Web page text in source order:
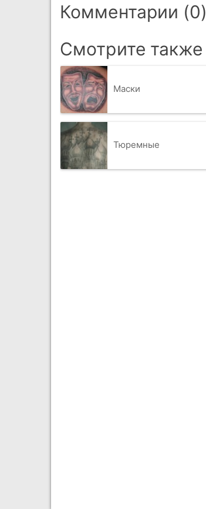
Комментарии (0)
Смотрите также
Маски
Тюремные